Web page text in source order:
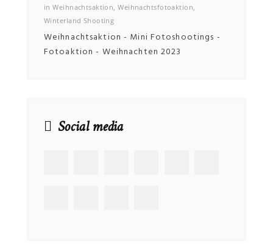
inWeihnachtsaktion ,Weihnachtsfotoaktion
Winterland Shooting
Weihnachtsaktion - Mini Fotoshootings -
Fotoaktion - Weihnachten 2023
Social media